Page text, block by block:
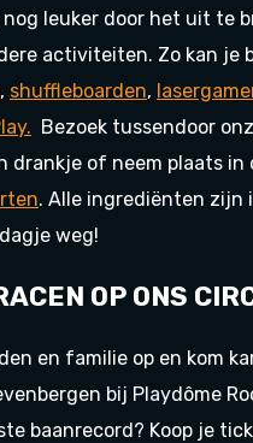
leuker door het uit te
activiteiten. Zo kan je
, shuffleboarden,
Bezoek tussendoor
drankje of neem plaats in
. Alle ingrediënten zijn
weg!
OP ONS
en familie op en kom
bij Playdôme
baanrecord? Koop je